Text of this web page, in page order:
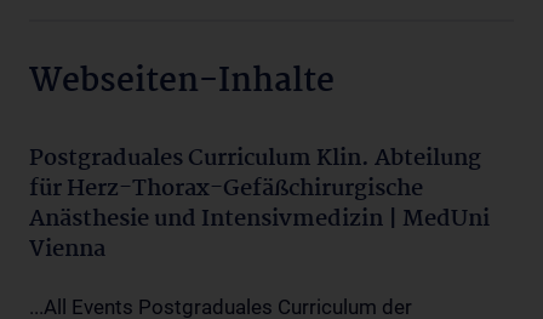
Webseiten-Inhalte
Postgraduales Curriculum Klin. Abteilung
für Herz-Thorax-Gefäßchirurgische
Anästhesie und Intensivmedizin | MedUni
Vienna
...All Events Postgraduales Curriculum der